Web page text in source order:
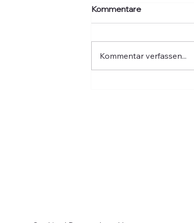
Kommentare
Kommentar verfassen...